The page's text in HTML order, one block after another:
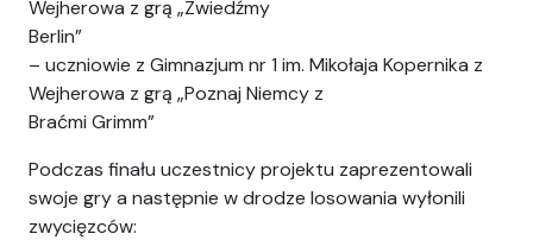
Wejherowa z grą „Zwiedźmy
Berlin”
– uczniowie z Gimnazjum nr 1 im. Mikołaja Kopernika z
Wejherowa z grą „Poznaj Niemcy z
Braćmi Grimm”
Podczas finału uczestnicy projektu zaprezentowali
swoje gry a następnie w drodze losowania wyłonili
zwycięzców: